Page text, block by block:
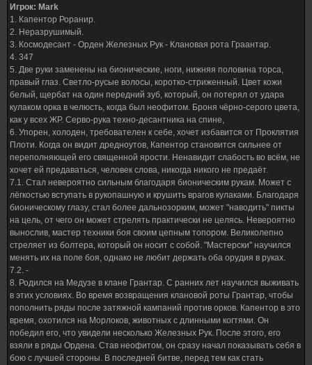
Игрок: Mark
1. Капентор Роранир.
2. Неразрушимый.
3. Космодесант - Орден Железных Рук - Клановая рота Граантар.
4. 347
5. Две руки заменены на бионические, ноги, нижняя половина торса,
правый глаз. Светло-русые волосы, коротко-стриженный. Цвет кожи
белый, щербат на один передний зуб, который, он потерял от удара
кулаком орка в челюсть, когда был неофитом. Броня чёрно-серого цвета,
как у всех ЖР. Серво-рука техно-десантника на спине,
6. Упорен, холоден, требователен к себе, хочет избавится от Проклятия
Плоти. Когда он видит дредноутов, Капентор становится сильнее от
переполняющей его священной ярости. Ненавидит слабость во всём, не
хочет ей предаваться, человек слова, никогда никого не предаёт.
7.1. Стал невероятно сильным благодаря бионическим рукам. Может с
лёгкостью вступать в рукопашную и крушить врагов кулаками. Благодаря
бионическому глазу, стал более дальнозорким, может "наводить" пикты
на цель, от чего он может стрелять практически не целясь. Невероятно
вынослив, мастер техники боя своим цепным топором. Великолепно
стреляет из болтера, который он носит с собой. "Мастерски" научился
менять их на поле боя, однако не любит держать оба орудия в руках.
7.2. -
8. Родился на Медузе в клане Грантар. С ранних лет научился выживать
в этих условиях. Во время возвращения клановой роты Грантар, чтобы
пополнить ряды после затяжной кампаний против орков. Капентор в это
время, охотился на Морлоков, животных с длинными когтями. Он
победил его, что увидели несколько Железных Рук. После этого, его
взяли в ряды Ордена. Став неофитом, он сразу начал показывать себя в
бою с лучшей стороны. В последней битве, перед тем как стать